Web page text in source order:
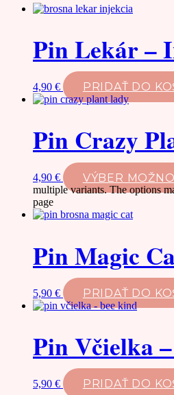
Pin Lekár –
4,90 € PRIDAŤ DO
Pin Crazy
4,90 € VÝBER
multiple variants. The options
page
Pin Magic
5,90 € PRIDAŤ DO
Pin Včielka
5,90 € PRIDAŤ DO